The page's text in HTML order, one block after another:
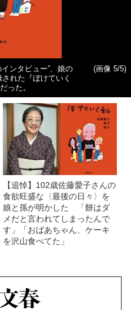
ンタビュー”、娘の
れた『ぼけていく
った。
(画像 5/5)
【追悼】102歳佐藤愛子さんの
食欲旺盛な〈最後の日々〉を
娘と孫が明かした 「餅はダ
メだと言われてしまったんで
す」「おばあちゃん、ケーキ
を沢山食べてた」